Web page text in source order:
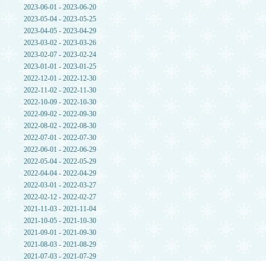
2023-06-01 - 2023-06-20
2023-05-04 - 2023-05-25
2023-04-05 - 2023-04-29
2023-03-02 - 2023-03-26
2023-02-07 - 2023-02-24
2023-01-01 - 2023-01-25
2022-12-01 - 2022-12-30
2022-11-02 - 2022-11-30
2022-10-09 - 2022-10-30
2022-09-02 - 2022-09-30
2022-08-02 - 2022-08-30
2022-07-01 - 2022-07-30
2022-06-01 - 2022-06-29
2022-05-04 - 2022-05-29
2022-04-04 - 2022-04-29
2022-03-01 - 2022-03-27
2022-02-12 - 2022-02-27
2021-11-03 - 2021-11-04
2021-10-05 - 2021-10-30
2021-09-01 - 2021-09-30
2021-08-03 - 2021-08-29
2021-07-03 - 2021-07-29